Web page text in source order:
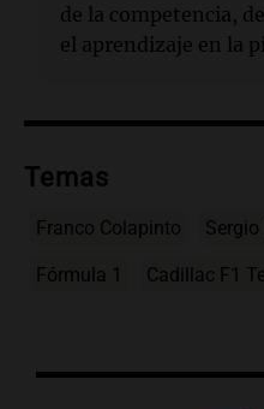
de la competencia,
el aprendizaje en la
Temas
Franco Colapinto Sergio
Fórmula 1 Cadillac F1